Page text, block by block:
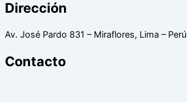
Dirección
Av. José Pardo 831 – Miraflores, Lima – Perú
Contacto